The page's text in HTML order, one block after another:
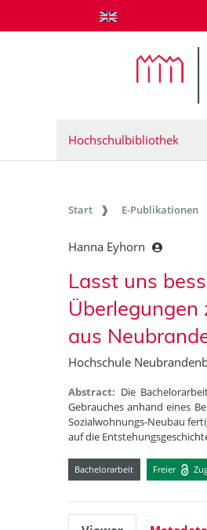
zum Inhalt springen
Hochschulbibliothek
Start E-Publikationen
Hanna Eyhorn
Lasst uns
Überlegungen
aus
Hochschule
Abstract: Die
Gebrauches anhand eines
Sozialwohnungs-Neubau
auf die
Bachelorarbeit Freier